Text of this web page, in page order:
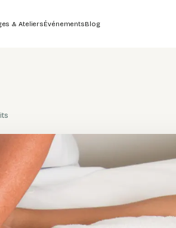
& AteliersÉvénementsBlog